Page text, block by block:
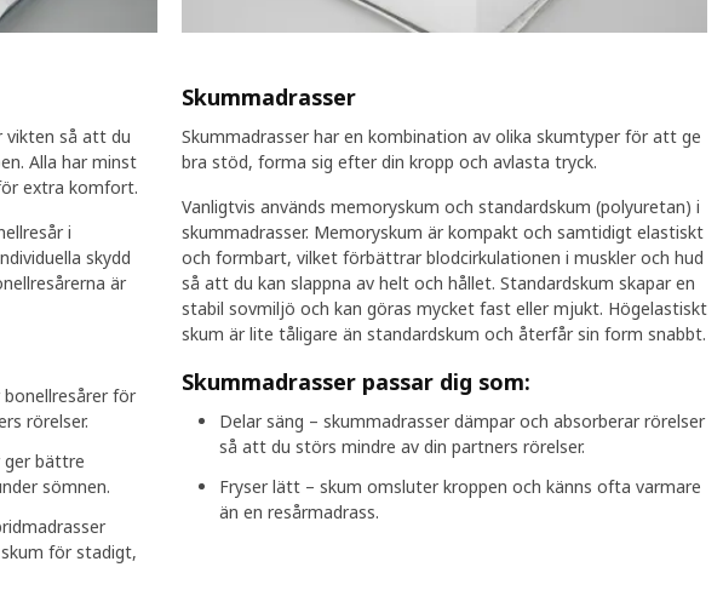
vikten så att du
Alla har minst
extra komfort.
i
skydd
är
för
rörelser.
ger bättre
sömnen.
för stadigt,
Skummadrasser
Skummadrasser har en kombination av olika skumtyper för att ge
bra stöd, forma sig efter din kropp och avlasta tryck.
Vanligtvis används memoryskum och standardskum (polyuretan) i
skummadrasser. Memoryskum är kompakt och samtidigt elastiskt
och formbart, vilket förbättrar blodcirkulationen i muskler och hud
så att du kan slappna av helt och hållet. Standardskum skapar en
stabil sovmiljö och kan göras mycket fast eller mjukt. Högelastiskt
skum är lite tåligare än standardskum och återfår sin form snabbt.
Skummadrasser passar dig som:
Delar säng – skummadrasser dämpar och absorberar rörelser
så att du störs mindre av din partners rörelser.
Fryser lätt – skum omsluter kroppen och känns ofta varmare
än en resårmadrass.